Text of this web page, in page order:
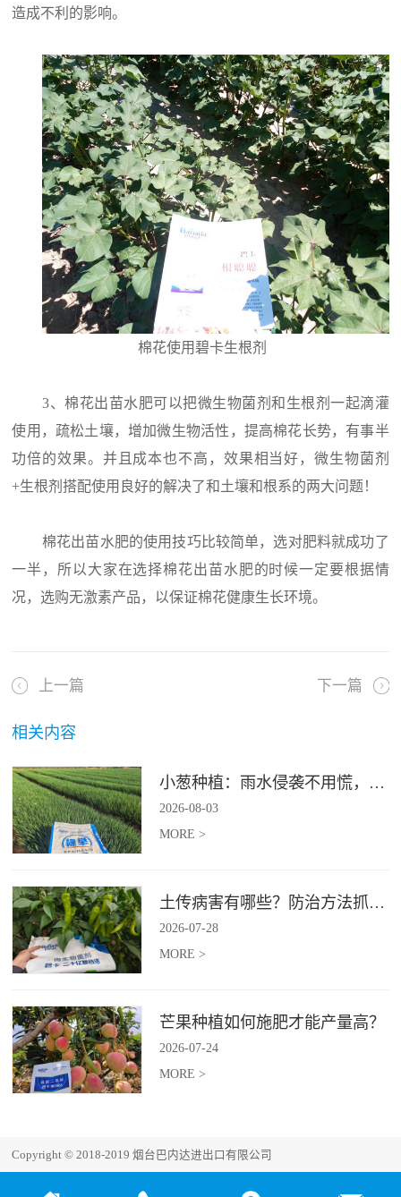
造成不利的影响。
棉花使用碧卡生根剂
3、棉花出苗水肥可以把微生物菌剂和生根剂一起滴灌
使用，疏松土壤，增加微生物活性，提高棉花长势，有事半
功倍的效果。并且成本也不高，效果相当好，微生物菌剂
+生根剂搭配使用良好的解决了和土壤和根系的两大问题！
棉花出苗水肥的使用技巧比较简单，选对肥料就成功了
一半，所以大家在选择棉花出苗水肥的时候一定要根据情
况，选购无激素产品，以保证棉花健康生长环境。
上一篇 下一篇
相关内容
小葱种植：雨水侵袭不用慌，四招稳住小葱产量
2026-08-03
MORE >
土传病害有哪些？防治方法抓紧收藏
2026-07-28
MORE >
芒果种植如何施肥才能产量高？
2026-07-24
MORE >
Copyright © 2018-2019 烟台巴内达进出口有限公司